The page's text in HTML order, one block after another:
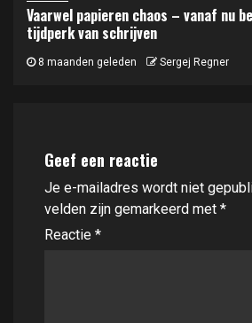
Vaarwel papieren chaos – vanaf nu
tijdperk van schrijven
8 maanden geleden Sergej Regner
Geef een reactie
Je e-mailadres wordt niet
velden zijn gemarkeerd met *
Reactie *